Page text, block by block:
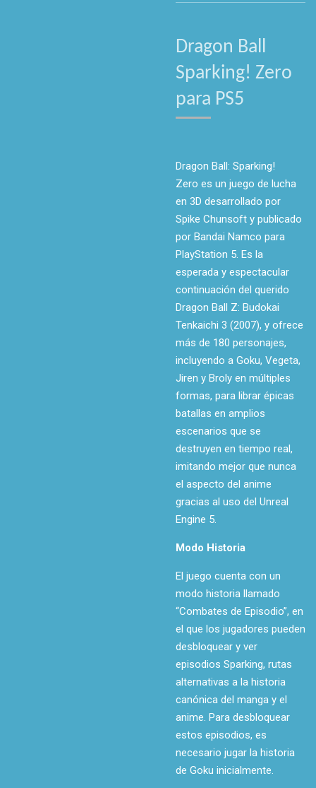
Dragon Ball
Sparking! Zero
para PS5
Dragon Ball: Sparking!
Zero es un juego de lucha
en 3D desarrollado por
Spike Chunsoft y publicado
por Bandai Namco para
PlayStation 5. Es la
esperada y espectacular
continuación del querido
Dragon Ball Z: Budokai
Tenkaichi 3 (2007), y ofrece
más de 180 personajes,
incluyendo a Goku, Vegeta,
Jiren y Broly en múltiples
formas, para librar épicas
batallas en amplios
escenarios que se
destruyen en tiempo real,
imitando mejor que nunca
el aspecto del anime
gracias al uso del Unreal
Engine 5.
Modo Historia
El juego cuenta con un
modo historia llamado
“Combates de Episodio”, en
el que los jugadores pueden
desbloquear y ver
episodios Sparking, rutas
alternativas a la historia
canónica del manga y el
anime. Para desbloquear
estos episodios, es
necesario jugar la historia
de Goku inicialmente.